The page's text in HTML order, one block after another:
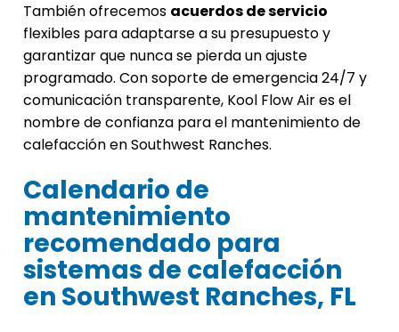
También ofrecemos acuerdos de servicio
flexibles para adaptarse a su presupuesto y
garantizar que nunca se pierda un ajuste
programado. Con soporte de emergencia 24/7 y
comunicación transparente, Kool Flow Air es el
nombre de confianza para el mantenimiento de
calefacción en Southwest Ranches.
Calendario de
mantenimiento
recomendado para
sistemas de calefacción
en Southwest Ranches, FL